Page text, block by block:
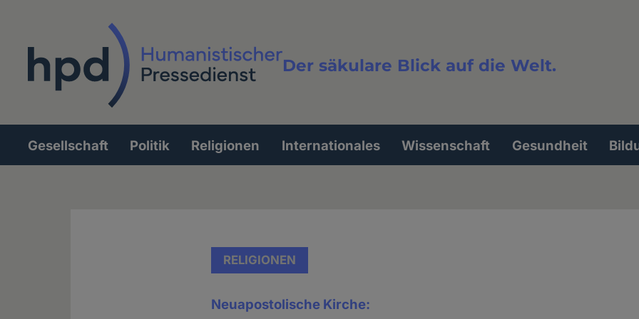
Der säkulare Blick auf die Welt.
Volltextsuche
Hauptnavigation
Gesellschaft Politik Religionen Internationales Wissenschaft Gesundheit
RELIGIONEN
Neuapostolische Kirche: